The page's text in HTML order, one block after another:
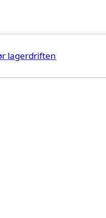
lagerdriften